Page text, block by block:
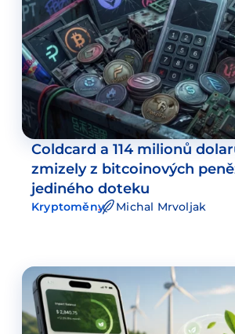
Coldcard a 114 milionů
zmizely z bitcoinových
jediného doteku
Kryptoměny Michal Mrvoljak